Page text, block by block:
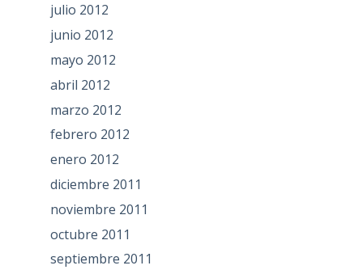
julio 2012
junio 2012
mayo 2012
abril 2012
marzo 2012
febrero 2012
enero 2012
diciembre 2011
noviembre 2011
octubre 2011
septiembre 2011